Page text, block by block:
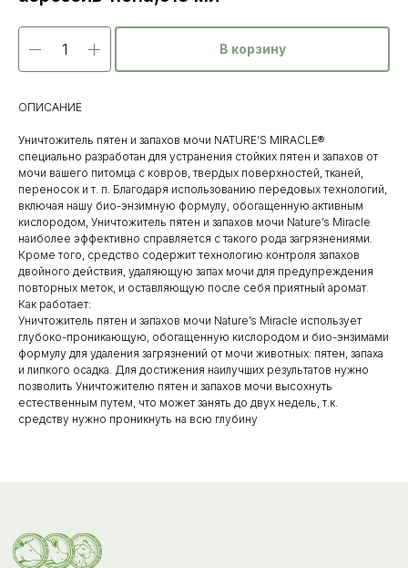
В корзину
ОПИСАНИЕ
Уничтожитель пятен и запахов мочи NATURE’S MIRACLE®
специально разработан для устранения стойких пятен и запахов от
мочи вашего питомца с ковров, твердых поверхностей, тканей,
переносок и т. п. Благодаря использованию передовых технологий,
включая нашу био-энзимную формулу, обогащенную активным
кислородом, Уничтожитель пятен и запахов мочи Nature’s Miracle
наиболее эффективно справляется с такого рода загрязнениями.
Кроме того, средство содержит технологию контроля запахов
двойного действия, удаляющую запах мочи для предупреждения
повторных меток, и оставляющую после себя приятный аромат.
Как работает:
Уничтожитель пятен и запахов мочи Nature’s Miracle использует
глубоко-проникающую, обогащенную кислородом и био-энзимами
формулу для удаления загрязнений от мочи животных: пятен, запаха
и липкого осадка. Для достижения наилучших результатов нужно
позволить Уничтожителю пятен и запахов мочи высохнуть
естественным путем, что может занять до двух недель, т.к.
средству нужно проникнуть на всю глубину
Каталог
товаров
Ветеринарные препараты
Корма, кормовые добавки
Гигиенические средства
Сопутствующие товары